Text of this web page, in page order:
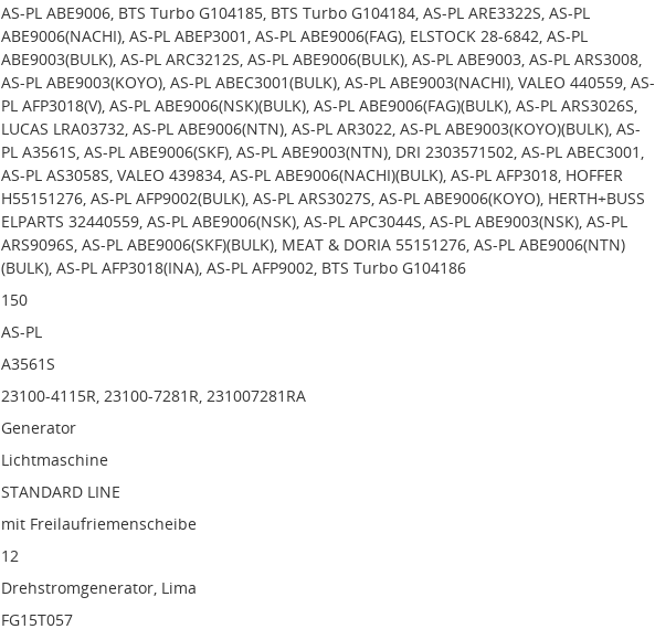
AS-PL ABE9006, BTS Turbo G104185, BTS Turbo G104184, AS-PL ARE3322S, AS-PL
ABE9006(NACHI), AS-PL ABEP3001, AS-PL ABE9006(FAG), ELSTOCK 28-6842, AS-PL
ABE9003(BULK), AS-PL ARC3212S, AS-PL ABE9006(BULK), AS-PL ABE9003, AS-PL ARS3008,
AS-PL ABE9003(KOYO), AS-PL ABEC3001(BULK), AS-PL ABE9003(NACHI), VALEO 440559, AS-
PL AFP3018(V), AS-PL ABE9006(NSK)(BULK), AS-PL ABE9006(FAG)(BULK), AS-PL ARS3026S,
LUCAS LRA03732, AS-PL ABE9006(NTN), AS-PL AR3022, AS-PL ABE9003(KOYO)(BULK), AS-
PL A3561S, AS-PL ABE9006(SKF), AS-PL ABE9003(NTN), DRI 2303571502, AS-PL ABEC3001,
AS-PL AS3058S, VALEO 439834, AS-PL ABE9006(NACHI)(BULK), AS-PL AFP3018, HOFFER
H55151276, AS-PL AFP9002(BULK), AS-PL ARS3027S, AS-PL ABE9006(KOYO), HERTH+BUSS
ELPARTS 32440559, AS-PL ABE9006(NSK), AS-PL APC3044S, AS-PL ABE9003(NSK), AS-PL
ARS9096S, AS-PL ABE9006(SKF)(BULK), MEAT & DORIA 55151276, AS-PL ABE9006(NTN)
(BULK), AS-PL AFP3018(INA), AS-PL AFP9002, BTS Turbo G104186
150
AS-PL
A3561S
23100-4115R, 23100-7281R, 231007281RA
Generator
Lichtmaschine
STANDARD LINE
mit Freilaufriemenscheibe
12
Drehstromgenerator, Lima
FG15T057